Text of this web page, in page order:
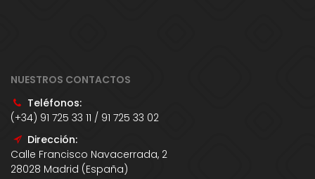
NUESTROS CONTACTOS
Teléfonos:
(+34) 91 725 33 11 / 91 725 33 02
Dirección:
Calle Francisco Navacerrada, 2
28028 Madrid (España)